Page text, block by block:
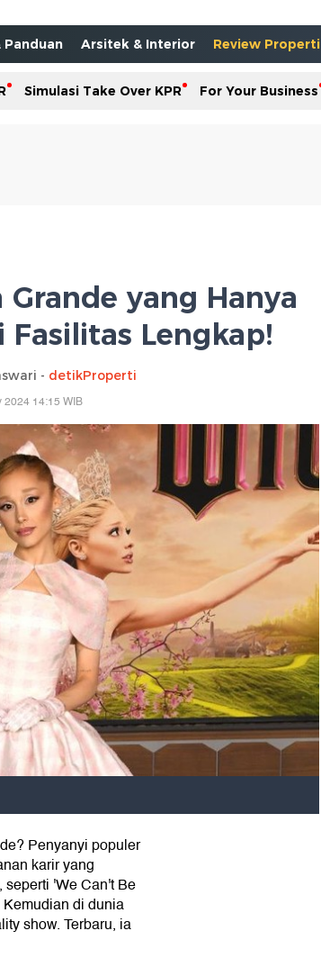
Panduan Arsitek & Interior Review Properti
Simulasi Take Over KPR For Your Business
yang Hanya
Lengkap!
- detikProperti
2024 14:15 WIB
Penyanyi populer
karir yang
'We Can't Be
di dunia
show. Terbaru, ia